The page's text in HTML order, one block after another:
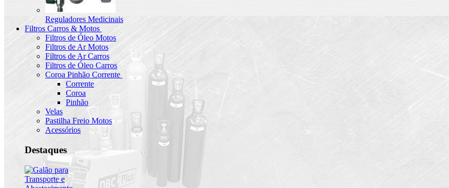
Reguladores Medicinais
Filtros Carros & Motos
Filtros de Óleo Motos
Filtros de Ar Motos
Filtros de Ar Carros
Filtros de Óleo Carros
Coroa Pinhão Corrente
Corrente
Coroa
Pinhão
Velas
Pastilha Freio Motos
Acessórios
Destaques